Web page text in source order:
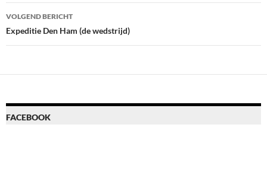
VOLGEND BERICHT
Expeditie Den Ham (de wedstrijd)
FACEBOOK